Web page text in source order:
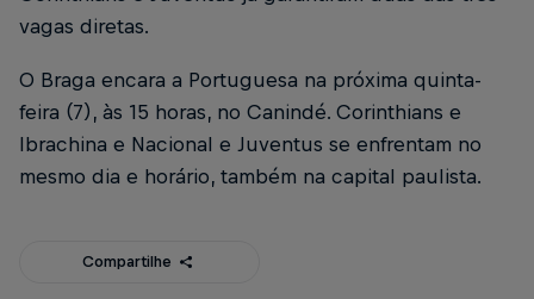
vagas diretas.
O Braga encara a Portuguesa na próxima quinta-
feira (7), às 15 horas, no Canindé. Corinthians e
Ibrachina e Nacional e Juventus se enfrentam no
mesmo dia e horário, também na capital paulista.
Compartilhe